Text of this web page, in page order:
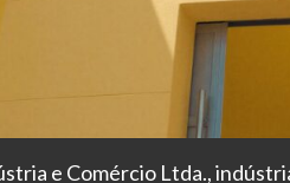
e Comércio Ltda.,